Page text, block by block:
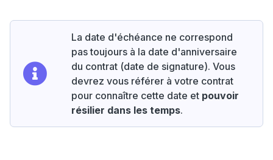
La date d'échéance ne correspond
pas toujours à la date d'anniversaire
du contrat (date de signature). Vous
devrez vous référer à votre contrat
pour connaître cette date et pouvoir
résilier dans les temps.